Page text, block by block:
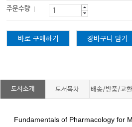
주문수량
바로 구매하기 장바구니 담기
도서소개 도서목차 배송/반품/교환
Fundamentals of Pharmacology for